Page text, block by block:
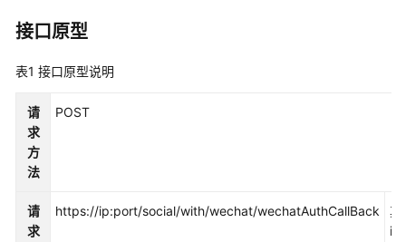
明
开
发
指
南
API
参
考
接口原型
表1 接口原型说明
请
求
方
法
POST
请
求
https://ip:port/social/with/wechat/wechatAuthCallBack
其